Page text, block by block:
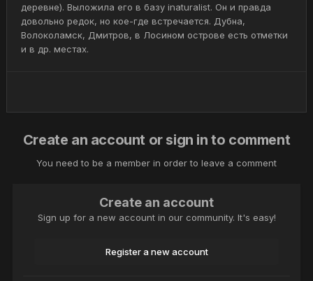
деревне). Выложила его в базу inaturalist. Он и правда
довольно редок, но кое-где встречается. Дубна,
Волоколамск, Дмитров, в Лосином острове есть отметки
и в др. местах.
Create an account or sign in to comment
You need to be a member in order to leave a comment
Create an account
Sign up for a new account in our community. It's easy!
Register a new account